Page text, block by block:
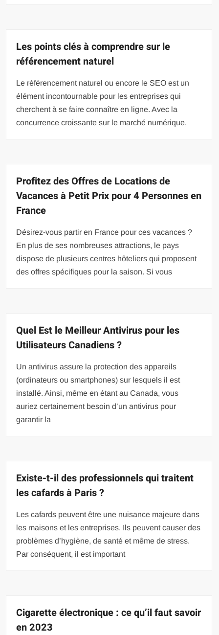
Les points clés à comprendre sur le
référencement naturel
Le référencement naturel ou encore le SEO est un
élément incontournable pour les entreprises qui
cherchent à se faire connaître en ligne. Avec la
concurrence croissante sur le marché numérique,
Profitez des Offres de Locations de
Vacances à Petit Prix pour 4 Personnes en
France
Désirez-vous partir en France pour ces vacances ?
En plus de ses nombreuses attractions, le pays
dispose de plusieurs centres hôteliers qui proposent
des offres spécifiques pour la saison. Si vous
Quel Est le Meilleur Antivirus pour les
Utilisateurs Canadiens ?
Un antivirus assure la protection des appareils
(ordinateurs ou smartphones) sur lesquels il est
installé. Ainsi, même en étant au Canada, vous
auriez certainement besoin d’un antivirus pour
garantir la
Existe-t-il des professionnels qui traitent
les cafards à Paris ?
Les cafards peuvent être une nuisance majeure dans
les maisons et les entreprises. Ils peuvent causer des
problèmes d’hygiène, de santé et même de stress.
Par conséquent, il est important
Cigarette électronique : ce qu’il faut savoir
en 2023